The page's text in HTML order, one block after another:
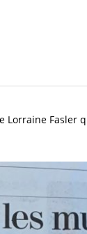
Lorraine Fasler